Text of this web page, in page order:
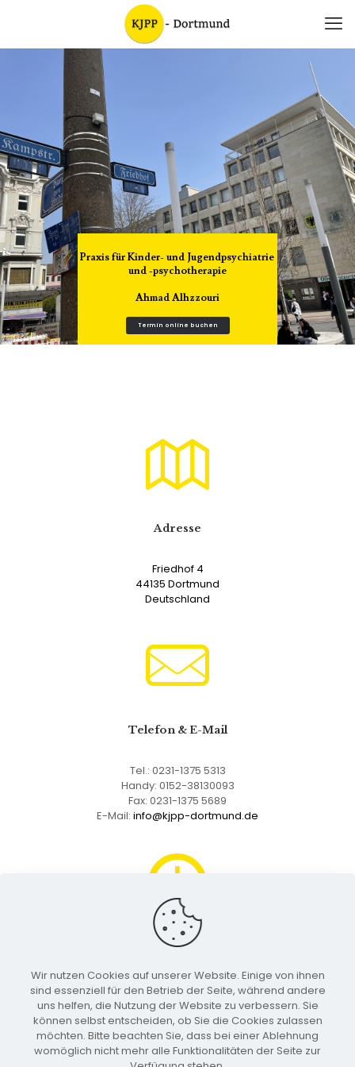
Praxis für Kinder- und Jugendpsychiatrie
und -psychotherapie
Ahmad Alhzzouri
Termin online buchen
Adresse
Friedhof 4
44135 Dortmund
Deutschland
Telefon & E-Mail
Tel.: 0231-1375 5313
Handy: 0152-38130093
Fax: 0231-1375 5689
E-Mail: info@kjpp-dortmund.de
Sprechzeiten
Mo. - Do.: 09:00 - 17:00 Uhr
Fr.: 09:00 - 13:00 Uhr
Wir nutzen Cookies auf unserer Website. Einige von ihnen
sind essenziell für den Betrieb der Seite, während andere
uns helfen, die Nutzung der Website zu verbessern. Sie
können selbst entscheiden, ob Sie die Cookies zulassen
möchten. Bitte beachten Sie, dass bei einer Ablehnung
womöglich nicht mehr alle Funktionalitäten der Seite zur